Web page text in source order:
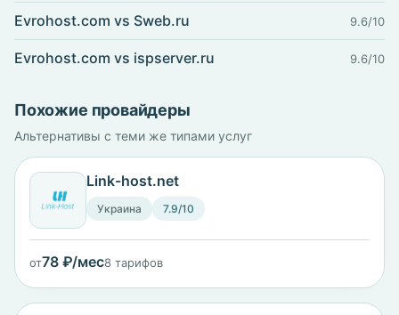
Evrohost.com vs Sweb.ru 9.6/10
Evrohost.com vs ispserver.ru 9.6/10
Похожие провайдеры
Альтернативы с теми же типами услуг
Link-host.net
Украина 7.9/10
от78 ₽/мес8 тарифов